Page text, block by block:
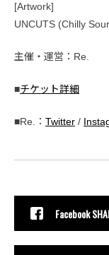
[Artwork]
UNCUTS (Chilly
主催・運営：Re.
■チケット詳細
■Re.： Twitter /
Facebook